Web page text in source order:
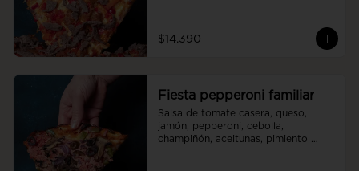
$14.390
Fiesta pepperoni familiar
Salsa de tomate casera, queso,
jamón, pepperoni, cebolla,
champiñón, aceitunas, pimiento